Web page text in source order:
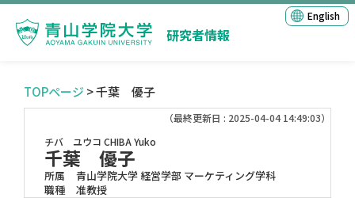
研究者情報
English
TOPページ > 千葉 優子
（最終更新日 : 2025-04-04 14:49:03）
チバ ユウコ CHIBA Yuko
千葉 優子
所属
青山学院大学 経営学部 マーケティング学科
職種
准教授